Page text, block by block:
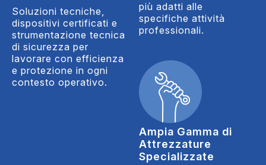
Soluzioni tecniche,
dispositivi certificati e
strumentazione tecnica
di sicurezza per
lavorare con efficienza
e protezione in ogni
contesto operativo.
più adatti alle
specifiche attività
professionali.
Ampia Gamma di
Attrezzature
Specializzate